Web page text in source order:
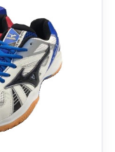
jadi anda
halangan.
ini juga
untuk